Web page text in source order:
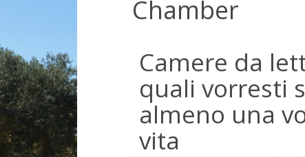
Chamber
Camere da
quali vorresti
almeno una
vita